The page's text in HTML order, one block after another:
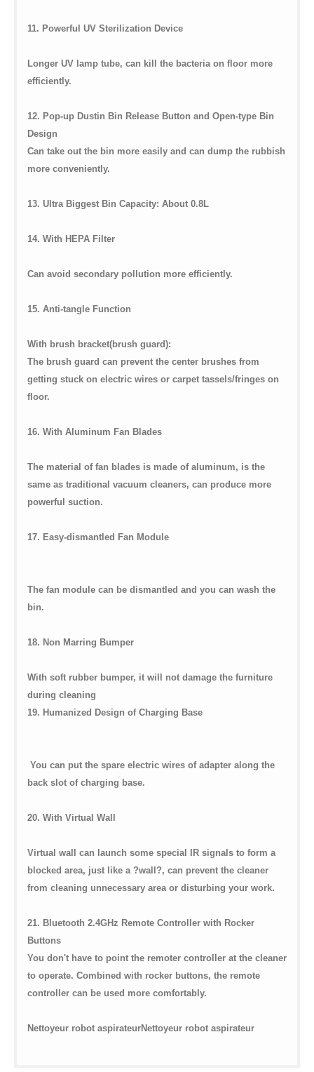
11. Powerful UV Sterilization Device
Longer UV lamp tube, can kill the bacteria on floor more
efficiently.
12. Pop-up Dustin Bin Release Button and Open-type Bin
Design
Can take out the bin more easily and can dump the rubbish
more conveniently.
13. Ultra Biggest Bin Capacity: About 0.8L
14. With HEPA Filter
Can avoid secondary pollution more efficiently.
15. Anti-tangle Function
With brush bracket(brush guard):
The brush guard can prevent the center brushes from
getting stuck on electric wires or carpet tassels/fringes on
floor.
16. With Aluminum Fan Blades
The material of fan blades is made of aluminum, is the
same as traditional vacuum cleaners, can produce more
powerful suction.
17. Easy-dismantled Fan Module
The fan module can be dismantled and you can wash the
bin.
18. Non Marring Bumper
With soft rubber bumper, it will not damage the furniture
during cleaning
19. Humanized Design of Charging Base
You can put the spare electric wires of adapter along the
back slot of charging base.
20. With Virtual Wall
Virtual wall can launch some special IR signals to form a
blocked area, just like a ?wall?, can prevent the cleaner
from cleaning unnecessary area or disturbing your work.
21. Bluetooth 2.4GHz Remote Controller with Rocker
Buttons
You don't have to point the remoter controller at the cleaner
to operate. Combined with rocker buttons, the remote
controller can be used more comfortably.
Nettoyeur robot aspirateurNettoyeur robot aspirateur